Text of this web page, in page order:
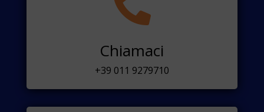
Chiamaci
+39 011 9279710